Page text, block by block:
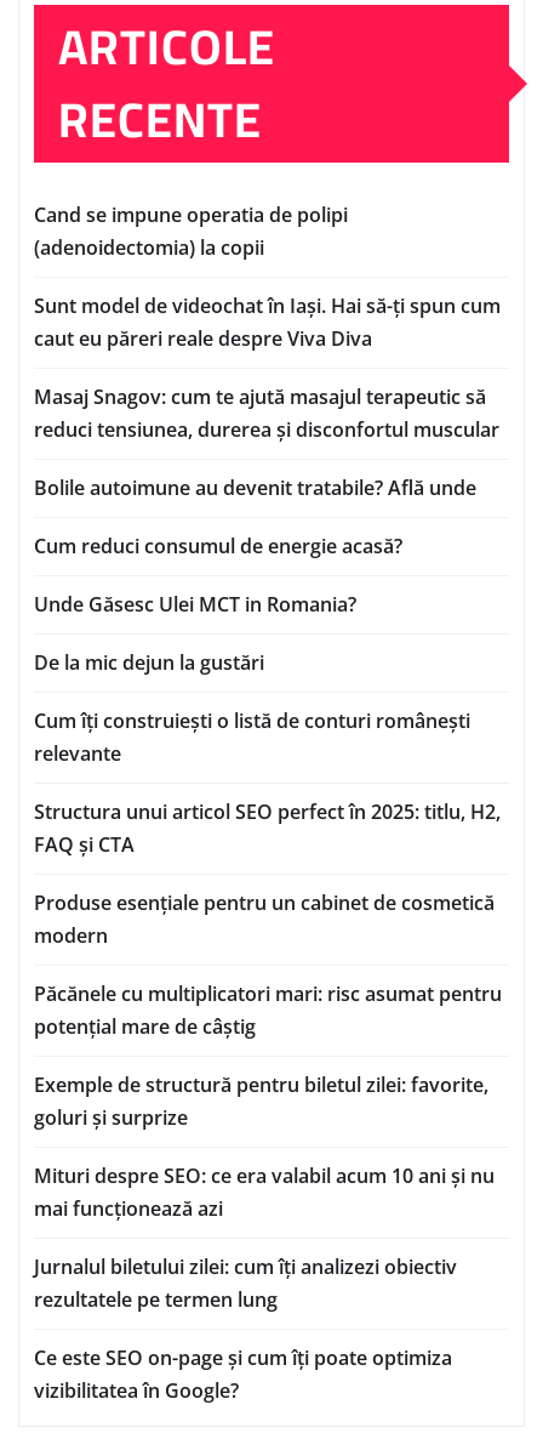
ARTICOLE
RECENTE
Cand se impune operatia de polipi
(adenoidectomia) la copii
Sunt model de videochat în Iași. Hai să-ți spun cum
caut eu păreri reale despre Viva Diva
Masaj Snagov: cum te ajută masajul terapeutic să
reduci tensiunea, durerea și disconfortul muscular
Bolile autoimune au devenit tratabile? Află unde
Cum reduci consumul de energie acasă?
Unde Găsesc Ulei MCT in Romania?
De la mic dejun la gustări
Cum îți construiești o listă de conturi românești
relevante
Structura unui articol SEO perfect în 2025: titlu, H2,
FAQ și CTA
Produse esențiale pentru un cabinet de cosmetică
modern
Păcănele cu multiplicatori mari: risc asumat pentru
potențial mare de câștig
Exemple de structură pentru biletul zilei: favorite,
goluri și surprize
Mituri despre SEO: ce era valabil acum 10 ani și nu
mai funcționează azi
Jurnalul biletului zilei: cum îți analizezi obiectiv
rezultatele pe termen lung
Ce este SEO on-page și cum îți poate optimiza
vizibilitatea în Google?